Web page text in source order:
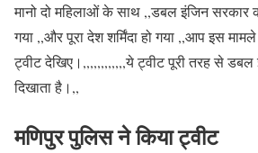
मानो दो महिलाओं के साथ ,,डबल इंजिन सरकार
गया ,,और पूरा देश शर्मिंदा हो गया ,,आप इस
ट्वीट देखिए।,,,,,,,,,,,,ये ट्वीट पूरी तरह से
दिखाता है।,,
मणिपुर पुलिस ने किया ट्वीट